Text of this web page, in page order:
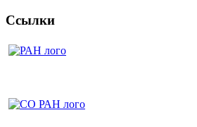
Ссылки